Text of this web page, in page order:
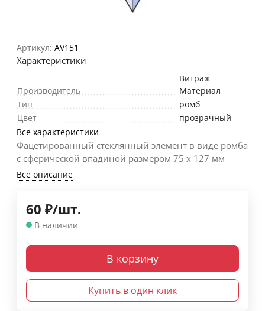
Артикул: AV151
Характеристики
Производитель
Витраж
Материал
Тип
ромб
Цвет
прозрачный
Все характеристики
Фацетированный стеклянный элемент в виде ромба
с сферической впадиной размером 75 х 127 мм
Все описание
60 ₽/шт.
В наличии
В корзину
Купить в один клик